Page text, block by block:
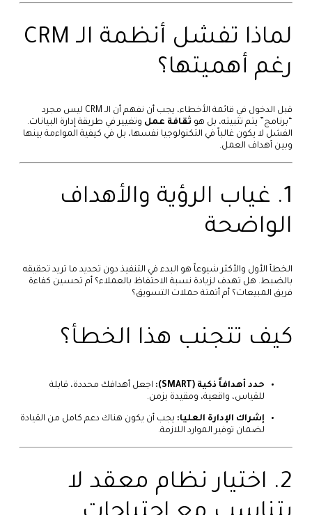
لماذا تفشل أنظمة الـ CRM
رغم أهميتها؟
قبل الدخول في قائمة الأخطاء، يجب أن نفهم أن الـ CRM ليس مجرد
“برنامج” يتم تثبيته، بل هو ثقافة عمل وتغيير في طريقة إدارة البيانات.
الفشل لا يكون غالباً في التكنولوجيا نفسها، بل في كيفية المواءمة بينها
وبين أهداف العمل.
1. غياب الرؤية والأهداف
الواضحة
الخطأ الأول والأكثر شيوعاً هو البدء في التنفيذ دون تحديد ما تريد تحقيقه
بالضبط. هل تهدف لزيادة نسبة الاحتفاظ بالعملاء؟ أم تحسين كفاءة
فريق المبيعات؟ أم أتمتة حملات التسويق؟
كيف تتجنب هذا الخطأ؟
حدد أهدافاً ذكية (SMART):
اجعل أهدافك محددة، قابلة
للقياس، واقعية، ومقيدة بزمن.
إشراك الإدارة العليا: يجب أن يكون هناك دعم كامل من القيادة
لضمان توفير الموارد اللازمة.
2. اختيار نظام معقد لا